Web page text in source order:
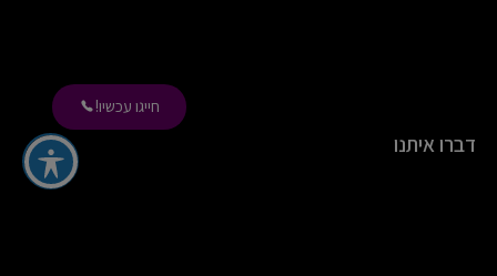
דברו איתנו
חייגו עכשיו!